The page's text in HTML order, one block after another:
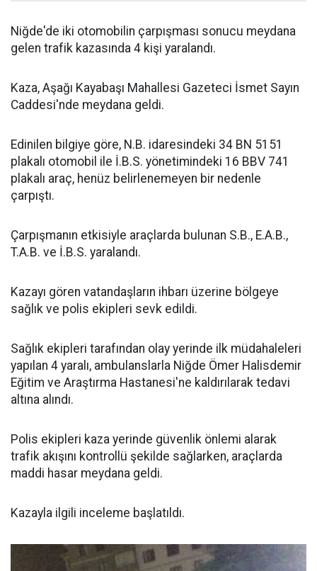
Niğde'de iki otomobilin çarpışması sonucu meydana
gelen trafik kazasında 4 kişi yaralandı.
Kaza, Aşağı Kayabaşı Mahallesi Gazeteci İsmet Sayın
Caddesi'nde meydana geldi.
Edinilen bilgiye göre, N.B. idaresindeki 34 BN 5151
plakalı otomobil ile İ.B.S. yönetimindeki 16 BBV 741
plakalı araç, henüz belirlenemeyen bir nedenle
çarpıştı.
Çarpışmanın etkisiyle araçlarda bulunan S.B., E.A.B.,
T.A.B. ve İ.B.S. yaralandı.
Kazayı gören vatandaşların ihbarı üzerine bölgeye
sağlık ve polis ekipleri sevk edildi.
Sağlık ekipleri tarafından olay yerinde ilk müdahaleleri
yapılan 4 yaralı, ambulanslarla Niğde Ömer Halisdemir
Eğitim ve Araştırma Hastanesi'ne kaldırılarak tedavi
altına alındı.
Polis ekipleri kaza yerinde güvenlik önlemi alarak
trafik akışını kontrollü şekilde sağlarken, araçlarda
maddi hasar meydana geldi.
Kazayla ilgili inceleme başlatıldı.